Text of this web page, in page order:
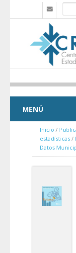
Saltar al contenido
MENÚ
Inicio /
estadísticas /
Datos